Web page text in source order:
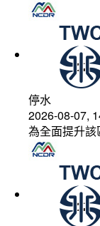
停水
2026-08-07,
為全面提升